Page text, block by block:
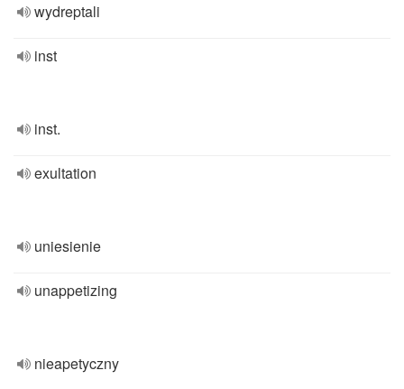
wydreptali
inst
inst.
exultation
uniesienie
unappetizing
nieapetyczny